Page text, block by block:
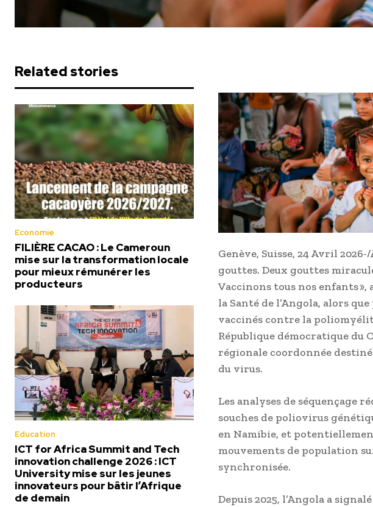
Related stories
Economie
FILIÈRE CACAO : Le Cameroun
mise sur la transformation locale
pour mieux rémunérer les
producteurs
Education
ICT for Africa Summit and Tech
innovation challenge 2026 : ICT
University mise sur les jeunes
innovateurs pour bâtir l’Afrique
de demain
Genève, Suisse, 24 Avril
gouttes. Deux gouttes
Vaccinons tous nos enfants
la Santé de l’Angola, alors
vaccinés contre la
République démocratique du
régionale coordonnée
du virus.
Les analyses de séquençage
souches de poliovirus
en Namibie, et
mouvements de population
synchronisée.
Depuis 2025, l’Angola a